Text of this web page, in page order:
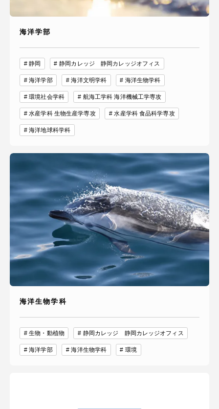
海洋学部
静岡 静岡カレッジ 静岡カレッジオフィス
海洋学部 海洋文明学科 海洋生物学科
環境社会学科 航海工学科 海洋機械工学専攻
水産学科 生物生産学専攻 水産学科 食品科学専攻
海洋地球科学科
海洋生物学科
生物・動植物 静岡カレッジ 静岡カレッジオフィス
海洋学部 海洋生物学科 環境
資料請求 お問い合わせ
在学生・保護者向けポータル（TIPS） 本学教職員向け情報
中文